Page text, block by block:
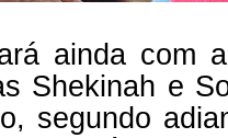
ainda com
Shekinah e
segundo